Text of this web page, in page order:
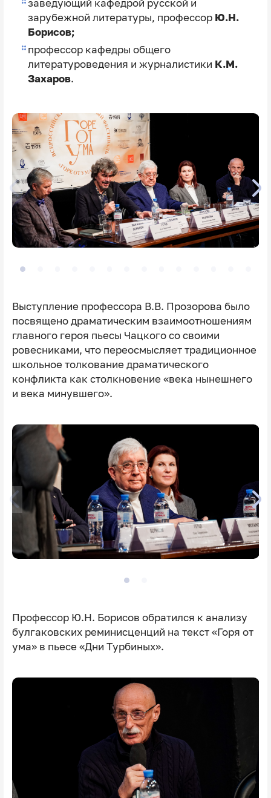
заведующий кафедрой русской и
зарубежной литературы, профессор Ю.Н.
Борисов;
профессор кафедры общего
литературоведения и журналистики К.М.
Захаров.
Выступление профессора В.В. Прозорова было
посвящено драматическим взаимоотношениям
главного героя пьесы Чацкого со своими
ровесниками, что переосмысляет традиционное
школьное толкование драматического
конфликта как столкновение «века нынешнего
и века минувшего».
Профессор Ю.Н. Борисов обратился к анализу
булгаковских реминисценций на текст «Горя от
ума» в пьесе «Дни Турбиных».